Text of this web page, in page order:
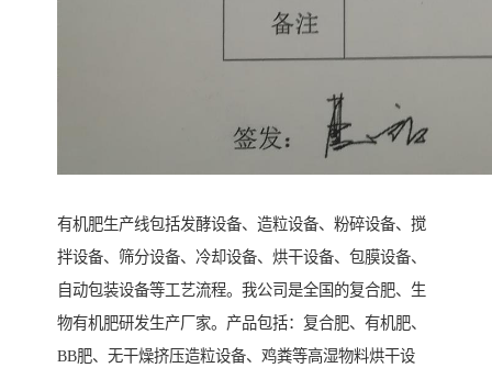
有机肥生产线包括发酵设备、造粒设备、粉碎设备、搅
拌设备、筛分设备、冷却设备、烘干设备、包膜设备、
自动包装设备等工艺流程。我公司是全国的复合肥、生
物有机肥研发生产厂家。产品包括：复合肥、有机肥、
BB肥、无干燥挤压造粒设备、鸡粪等高湿物料烘干设